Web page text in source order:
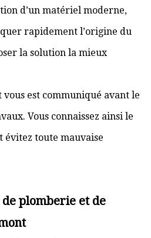
d’un matériel moderne,
rapidement l’origine du
la solution la mieux
est communiqué avant le
Vous connaissez ainsi le
toute mauvaise
plomberie et de